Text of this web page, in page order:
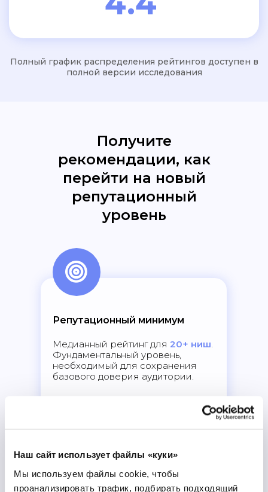
Наш сайт использует файлы «куки»
Мы используем файлы cookie, чтобы
проанализировать трафик, подбирать подходящий
Полный график распределения рейтингов доступен в
полной версии исследования
Получите
рекомендации, как
перейти на новый
репутационный
уровень
Репутационный минимум
Медианный рейтинг для 20+ ниш.
Фундаментальный уровень,
необходимый для сохранения
базового доверия аудитории.